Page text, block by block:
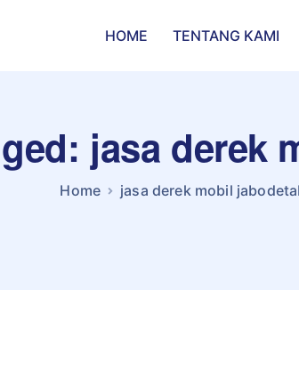
HOME TENTANG KAMI
jasa derek
Home jasa derek mobil